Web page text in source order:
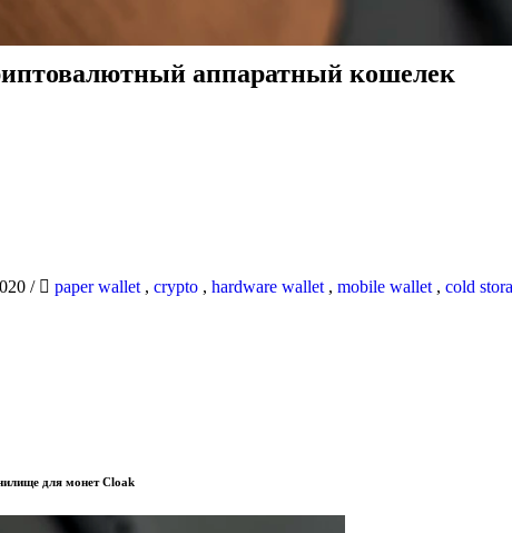
аппаратный кошелек
/ paper wallet , crypto , hardware wallet , mobile wallet , cold
для монет Cloak